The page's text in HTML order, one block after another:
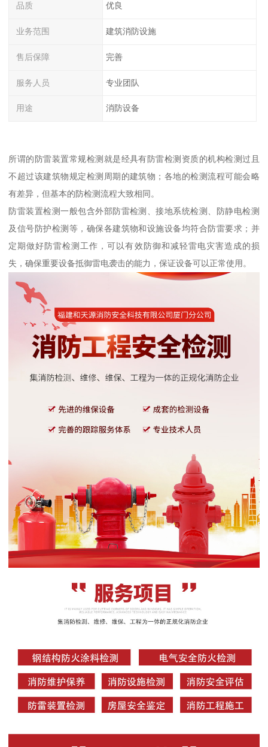
品质 优良
业务范围 建筑消防设施
售后保障 完善
服务人员 专业团队
用途 消防设备
所谓的防雷装置常规检测就是经具有防雷检测资质的机构检测过且
不超过该建筑物规定检测周期的建筑物；各地的检测流程可能会略
有差异，但基本的防检测流程大致相同。
防雷装置检测一般包含外部防雷检测、接地系统检测、防静电检测
及信号防护检测等，确保各建筑物和设施设备均符合防雷要求；并
定期做好防雷检测工作，可以有效防御和减轻雷电灾害造成的损
失，确保重要设备抵御雷电袭击的能力，保证设备可以正常使用。